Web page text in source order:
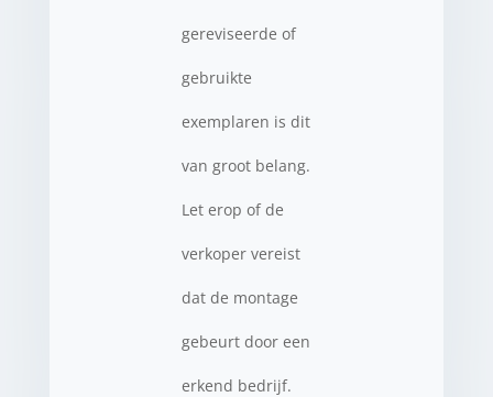
gereviseerde of
gebruikte
exemplaren is dit
van groot belang.
Let erop of de
verkoper vereist
dat de montage
gebeurt door een
erkend bedrijf.